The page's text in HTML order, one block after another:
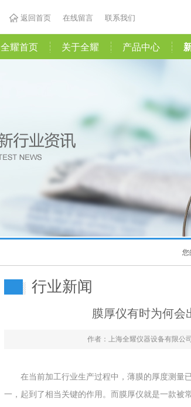
返回首页 在线留言 联系我们
全耀首页 关于全耀 产品中心
您
行业新闻
膜厚仪有时为何会
作者：上海全耀仪器设备有限公
在当前加工行业生产过程中，薄膜的厚度测量
一，起到了相当关键的作用。而膜厚仪就是一款被